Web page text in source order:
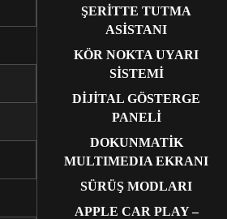
ŞERİTTE TUTMA
ASİSTANI
KÖR NOKTA UYARI
SİSTEMİ
DİJİTAL GÖSTERGE
PANELİ
DOKUNMATİK
MULTIMEDIA EKRANI
SÜRÜŞ MODLARI
APPLE CAR PLAY –